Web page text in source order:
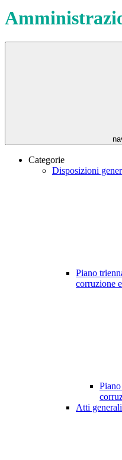
Categorie
Disposizioni
Piano
corruzione
Atti generali